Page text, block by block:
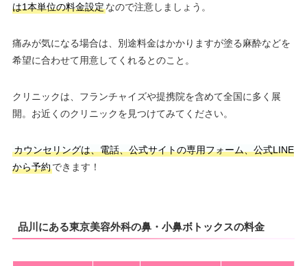
は1本単位の料金設定なので注意しましょう。
痛みが気になる場合は、別途料金はかかりますが塗る麻酔などを
希望に合わせて用意してくれるとのこと。
クリニックは、フランチャイズや提携院を含めて全国に多く展
開。お近くのクリニックを見つけてみてください。
カウンセリングは、電話、公式サイトの専用フォーム、公式LINE
から予約できます！
品川にある東京美容外科の鼻・小鼻ボトックスの料金